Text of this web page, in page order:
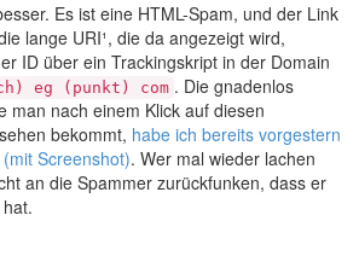
Es ist eine HTML-Spam, und der Link
lange URI¹, die da angezeigt wird,
ID über ein Trackingskript in der Domain
eg (punkt) com . Die gnadenlos
man nach einem Klick auf diesen
bekommt, habe ich bereits vorgestern
Screenshot). Wer mal wieder lachen
an die Spammer zurückfunken, dass er